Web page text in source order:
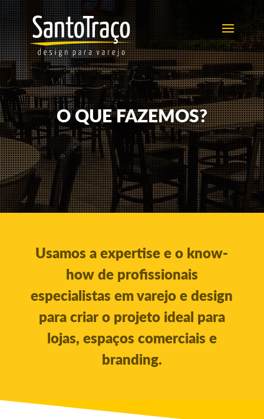
O QUE FAZEMOS?
Usamos a expertise e o know-
how de profissionais
especialistas em varejo e design
para criar o projeto ideal para
lojas, espaços comerciais e
branding.